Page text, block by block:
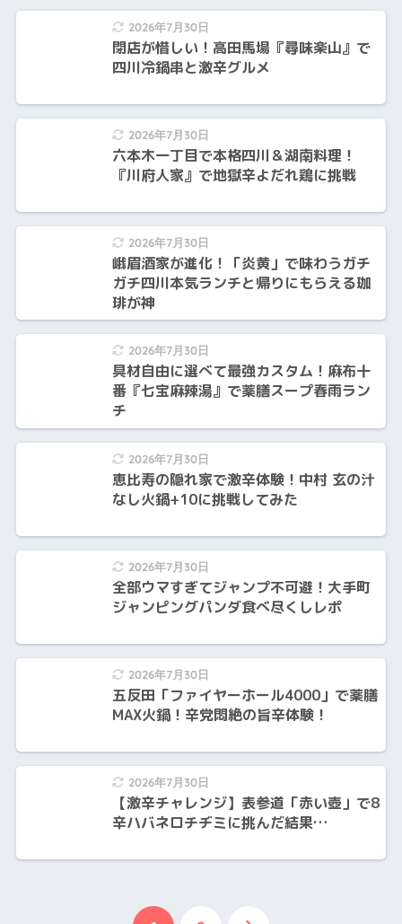
2026年7月30日
閉店が惜しい！高田馬場『尋味楽山』で
四川冷鍋串と激辛グルメ
2026年7月30日
六本木一丁目で本格四川＆湖南料理！
『川府人家』で地獄辛よだれ鶏に挑戦
2026年7月30日
峨眉酒家が進化！「炎黄」で味わうガチ
ガチ四川本気ランチと帰りにもらえる珈
琲が神
2026年7月30日
具材自由に選べて最強カスタム！麻布十
番『七宝麻辣湯』で薬膳スープ春雨ラン
チ
2026年7月30日
恵比寿の隠れ家で激辛体験！中村 玄の汁
なし火鍋+10に挑戦してみた
2026年7月30日
全部ウマすぎてジャンプ不可避！大手町
ジャンピングパンダ食べ尽くしレポ
2026年7月30日
五反田「ファイヤーホール4000」で薬膳
MAX火鍋！辛党悶絶の旨辛体験！
2026年7月30日
【激辛チャレンジ】表参道「赤い壺」で8
辛ハバネロチヂミに挑んだ結果…